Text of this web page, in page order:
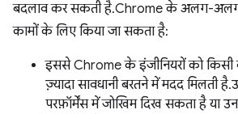
बदलाव कर सकती है. Chrome के अलग-अलग
कामों के लिए किया जा सकता है:
इससे Chrome के इंजीनियरों को
ज़्यादा सावधानी बरतने में मदद मिलती है.
परफ़ॉर्मेंस में जोखिम दिख सकता है या